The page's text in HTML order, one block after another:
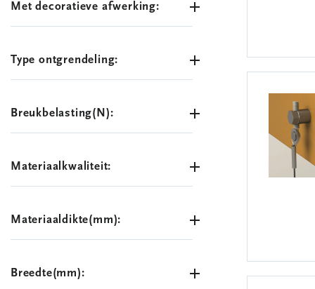
Met decoratieve afwerking:
Type ontgrendeling:
Breukbelasting(N):
Materiaalkwaliteit:
Materiaaldikte(mm):
Breedte(mm):